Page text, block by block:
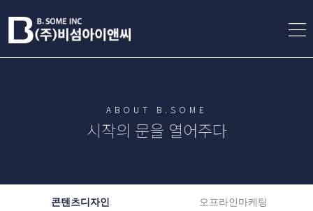
ABOUT B.SOME
시작의 문을 열어주다
콘텐츠디자인 오프라인마케팅